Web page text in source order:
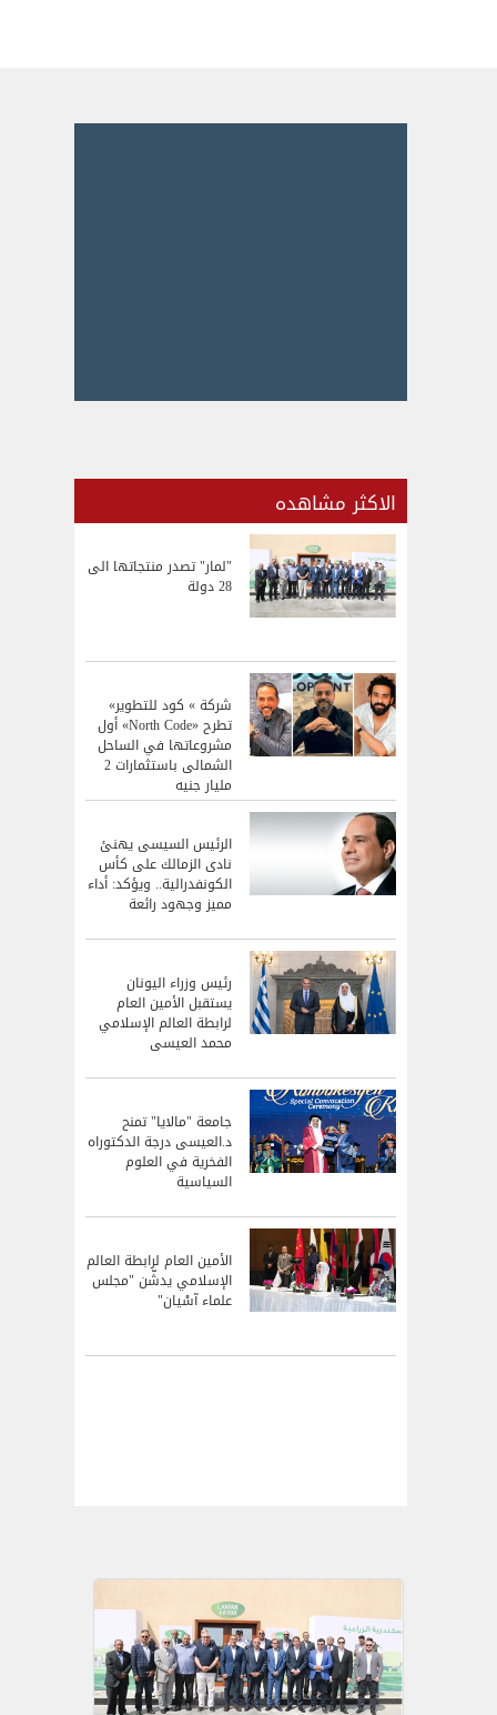
الاكثر مشاهده
"لمار" تصدر منتجاتها الى
28 دولة
شركة » كود للتطوير»
تطرح «North Code» أول
مشروعاتها في الساحل
الشمالى باستثمارات 2
مليار جنيه
الرئيس السيسى يهنئ
نادى الزمالك على كأس
الكونفدرالية.. ويؤكد: أداء
مميز وجهود رائعة
رئيس وزراء اليونان
يستقبل الأمين العام
لرابطة العالم الإسلامي
محمد العيسى
جامعة "مالايا" تمنح
د.العيسى درجة الدكتوراه
الفخرية في العلوم
السياسية
الأمين العام لرابطة العالم
الإسلامي يدشّن "مجلس
علماء آسْيان"